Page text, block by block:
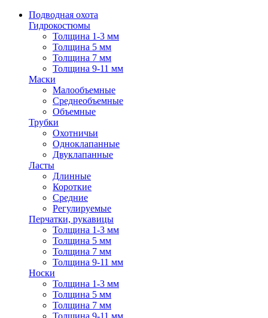
Подводная охота
Гидрокостюмы
Толщина 1-3 мм
Толщина 5 мм
Толщина 7 мм
Толщина 9-11 мм
Маски
Малообъемные
Среднеобъемные
Объемные
Трубки
Охотничьи
Одноклапанные
Двуклапанные
Ласты
Длинные
Короткие
Средние
Регулируемые
Перчатки, рукавицы
Толщина 1-3 мм
Толщина 5 мм
Толщина 7 мм
Толщина 9-11 мм
Носки
Толщина 1-3 мм
Толщина 5 мм
Толщина 7 мм
Толщина 9-11 мм